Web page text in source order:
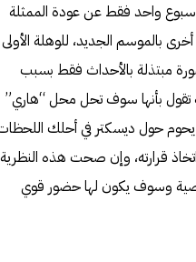
واحد فقط عن عودة الممثلة
بالموسم الجديد، للوهلة الأولى
مبتذلة بالأحداث فقط بسبب
تقول بأنها سوف تحل محل “هاري”
حول ديسكتر في أحلك
قرارته، وإن صحت هذه النظرية
وسوف يكون لها حضور قوي